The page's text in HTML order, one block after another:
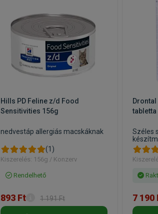
Hills PD Feline z/d Food
Sensitivities 156g
nedvestáp allergiás macskáknak
(1)
Kiszerelés: 156g / Konzerv
Rendelhető
893 Ft 1 191 Ft
tabletta
Széles
7 190